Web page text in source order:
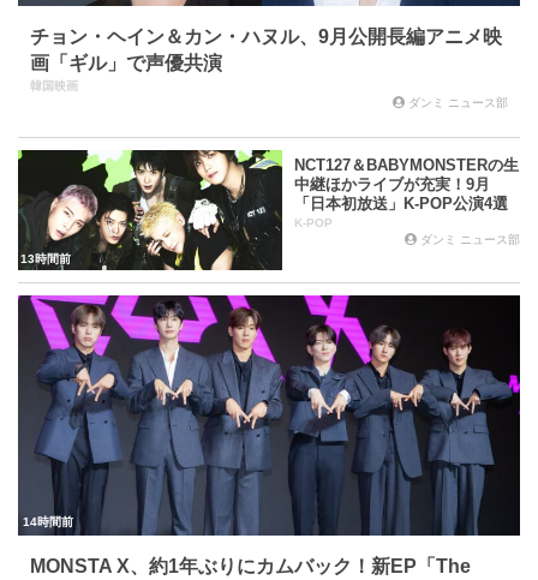
チョン・ヘイン＆カン・ハヌル、9月公開長編アニメ映
画「ギル」で声優共演
韓国映画
ダンミ ニュース部
13時間前
NCT127＆BABYMONSTERの生
中継ほかライブが充実！9月
「日本初放送」K-POP公演4選
K-POP
ダンミ ニュース部
14時間前
MONSTA X、約1年ぶりにカムバック！新EP「The